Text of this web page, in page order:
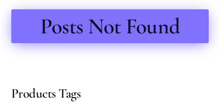
Posts Not Found
Products Tags